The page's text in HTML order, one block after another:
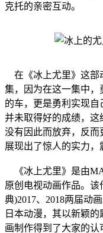
克托的亲密互动。
在《冰上尤里》这部
集，因为在这一集中
的车，更是勇利实现
并未取得好的成绩，
没有因此而放弃，反而
展现出了惊人的实力，
《冰上尤里》是由
原创电视动画作品。
典)2017、2018两届动
日本动漫，其以新颖
画制作得到了大家的认